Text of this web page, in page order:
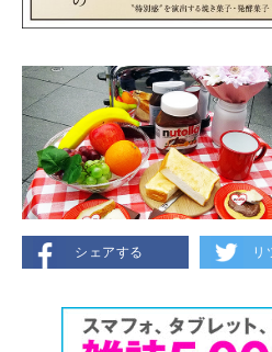
シェアする リ